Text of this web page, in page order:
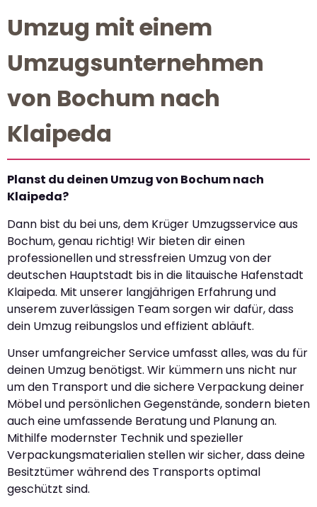
Umzug mit einem
Umzugsunternehmen
von Bochum nach
Klaipeda
Planst du deinen Umzug von Bochum nach
Klaipeda?
Dann bist du bei uns, dem Krüger Umzugsservice aus
Bochum, genau richtig! Wir bieten dir einen
professionellen und stressfreien Umzug von der
deutschen Hauptstadt bis in die litauische Hafenstadt
Klaipeda. Mit unserer langjährigen Erfahrung und
unserem zuverlässigen Team sorgen wir dafür, dass
dein Umzug reibungslos und effizient abläuft.
Unser umfangreicher Service umfasst alles, was du für
deinen Umzug benötigst. Wir kümmern uns nicht nur
um den Transport und die sichere Verpackung deiner
Möbel und persönlichen Gegenstände, sondern bieten
auch eine umfassende Beratung und Planung an.
Mithilfe modernster Technik und spezieller
Verpackungsmaterialien stellen wir sicher, dass deine
Besitztümer während des Transports optimal
geschützt sind.